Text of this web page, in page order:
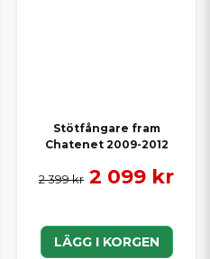
Stötfångare fram
Chatenet 2009-2012
2 399 kr 2 099 kr
LÄGG I KORGEN